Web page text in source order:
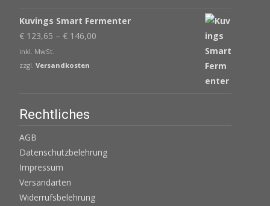
Kuvings Smart Fermenter
€ 123,65 – € 146,00
inkl. MwSt.
zzgl. Versandkosten
Rechtliches
AGB
Datenschutzbelehrung
Impressum
Versandarten
Widerrufsbelehrung